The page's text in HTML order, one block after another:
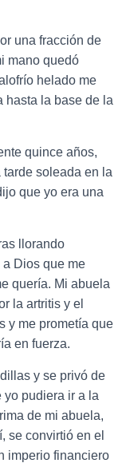
una fracción de
mano quedó
helado me
hasta la base de la
quince años,
soleada en la
que yo era una
llorando
Dios que me
quería. Mi abuela
la artritis y el
y me prometía que
en fuerza.
y se privó de
yo pudiera ir a la
de mi abuela,
se convirtió en el
imperio financiero